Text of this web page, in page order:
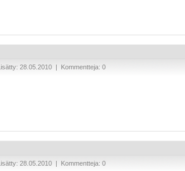
Lisätty: 28.05.2010 | Kommentteja: 0
Lisätty: 28.05.2010 | Kommentteja: 0